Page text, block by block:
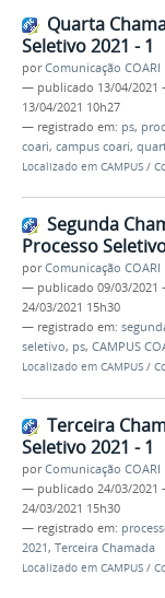
Quarta
Seletivo 2021 - 1
porComunicação COARI
— publicado 13/04/2021
13/04/2021 10h27
— registrado em: ps,
coari, campus coari,
Localizado em CAMPUS /
Segunda
Processo
porComunicação COARI
— publicado 09/03/2021
24/03/2021 15h30
— registrado em:
seletivo, ps, CAMPUS
Localizado em CAMPUS /
Terceira
Seletivo 2021 - 1
porComunicação COARI
— publicado 24/03/2021
24/03/2021 15h30
— registrado em:
2021, Terceira Chamada
Localizado em CAMPUS /